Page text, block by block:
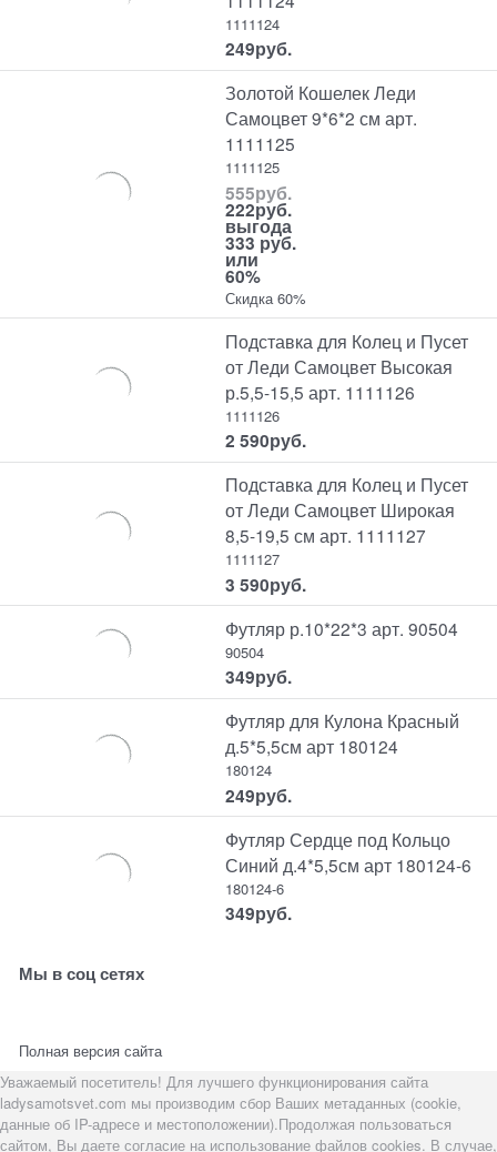
1111124
249руб.
Золотой Кошелек Леди
Самоцвет 9*6*2 см арт.
1111125
1111125
555руб.
222руб.
выгода
333 руб.
или
60%
Скидка 60%
Подставка для Колец и Пусет
от Леди Самоцвет Высокая
р.5,5-15,5 арт. 1111126
1111126
2 590руб.
Подставка для Колец и Пусет
от Леди Самоцвет Широкая
8,5-19,5 см арт. 1111127
1111127
3 590руб.
Футляр р.10*22*3 арт. 90504
90504
349руб.
Футляр для Кулона Красный
д.5*5,5см арт 180124
180124
249руб.
Футляр Сердце под Кольцо
Синий д.4*5,5см арт 180124-6
180124-6
349руб.
Мы в соц сетях
Полная версия сайта
Уважаемый посетитель! Для лучшего функционирования сайта
ladysamotsvet.com мы производим сбор Ваших метаданных (cookie,
данные об IP-адресе и местоположении).Продолжая пользоваться
сайтом, Вы даете согласие на использование файлов cookies. В случае,